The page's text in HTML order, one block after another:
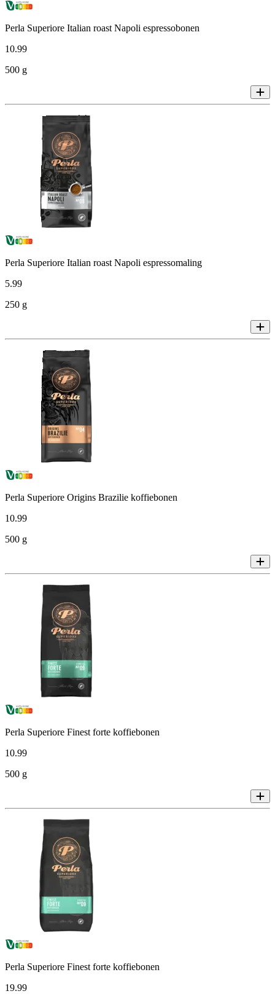
Perla Superiore Italian roast Napoli espressobonen
10.99
500 g
Perla Superiore Italian roast Napoli espressomaling
5.99
250 g
Perla Superiore Origins Brazilie koffiebonen
10.99
500 g
Perla Superiore Finest forte koffiebonen
10.99
500 g
Perla Superiore Finest forte koffiebonen
19.99